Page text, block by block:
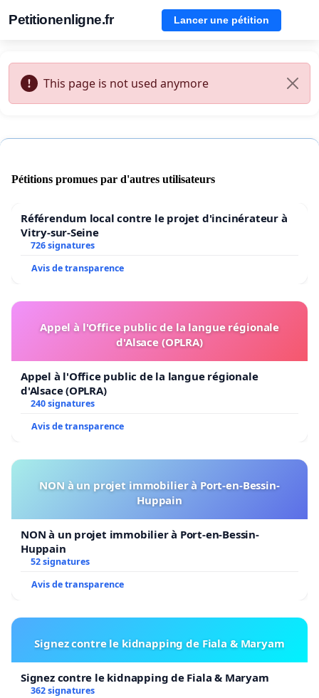
Petitionenligne.fr Lancer une pétition
This page is not used anymore
Pétitions promues par d'autres utilisateurs
Référendum local contre le projet d'incinérateur à
Vitry-sur-Seine
726 signatures
Avis de transparence
Appel à l'Office public de la langue régionale
d'Alsace (OPLRA)
Appel à l'Office public de la langue régionale
d'Alsace (OPLRA)
240 signatures
Avis de transparence
NON à un projet immobilier à Port-en-Bessin-
Huppain
NON à un projet immobilier à Port-en-Bessin-
Huppain
52 signatures
Avis de transparence
Signez contre le kidnapping de Fiala & Maryam
Signez contre le kidnapping de Fiala & Maryam
362 signatures